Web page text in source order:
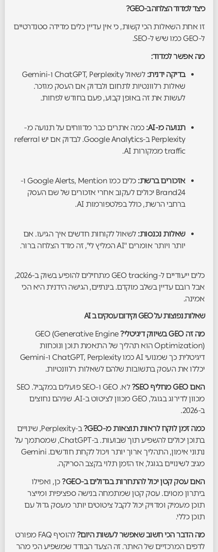
כיצד למדוד הצלחה ב-GEO?
זו אחת השאלות הכי קשות, כי אין עדיין כלים מדידה סטנדרטיים
ל-GEO כמו שיש ל-SEO.
מה אפשר למדוד:
בדיקה ידנית:
לשאול ChatGPT, Perplexity ו-Gemini
שאלות רלוונטיות לתחום ולבדוק אם העסק מוזכר.
לעשות את זה באופן קבוע, פעם בחודש לפחות.
תנועה מ-AI:
כמה אתרים כבר מדווחים על תנועה מ-
Perplexity ב-Google Analytics. לבדוק אם יש referral
traffic ממקורות AI.
אזכורים ברשת:
כלים כמו Google Alerts, Mention ו-
Brand24 יכולים לעקוב אחרי אזכורים של שם העסק
ברחבי הרשת, כולל בפלטפורמות AI.
שאלות נכנסות: לשאול לקוחות חדשים איך הגיעו. אם
יותר ויותר אומרים "AI המליץ לי", זה מדד הצלחה ברור.
כלים ייעודיים ל-GEO tracking מתחילים להופיע בשוק ב-2026,
אבל רובם עדיין בשלב מוקדם. בינתיים, הגישה הידנית היא הכי
אמינה.
שאלות נפוצות על GEO וקידום עסקים ב AI
מה זה GEO בשיווק דיגיטלי?
GEO (Generative Engine
Optimization) הוא תהליך של התאמת תוכן ונוכחות
דיגיטלית כך שמנועי AI כמו ChatGPT, Perplexity ו-Gemini
יכללו את העסק בתשובות שלהם לשאלות רלוונטיות.
האם GEO מחליף SEO?
לא. GEO ו-SEO פועלים במקביל. SEO
מכוון לדירוג בגוגל, GEO מכוון לציטוט ב-AI. שניהם נחוצים
ב-2026.
כמה זמן לוקח לראות תוצאות מ-GEO?
ב-Perplexity, שינויים
בתוכן יכולים להשפיע תוך שבועות. ב-ChatGPT, שמסתמך על
נתוני אימון, התהליך ארוך יותר ויכול לקחת חודשים. Gemini
מגיב לשינויים בגוגל, אז הזמן תלוי בקצב הסריקה.
האם עסק קטן יכול להתחרות בגדולים ב-GEO?
כן, ואפילו
ביתרון מסוים. עסק קטן שמתמחה בנישה ספציפית ומייצר
תוכן מעמיק ומדויק יכול לקבל ציטוטים יותר מעסק גדול עם
תוכן כללי.
מה הדבר הכי חשוב שאפשר לעשות היום?
להוסיף FAQ מפורט
לדפים המרכזיים של האתר. זה הצעד הבודד שמשפיע הכי מהר